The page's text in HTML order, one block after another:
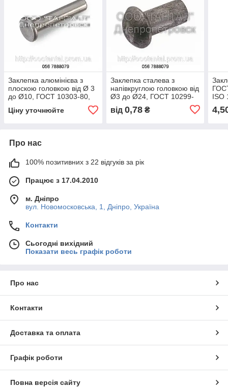
Заклепка алюмінієва з
плоскою головкою від Ø 3
до Ø10, ГОСТ 10303-80,
Ціну уточнюйте
Заклепка сталева з
напівкруглою головкою від
Ø3 до Ø24, ГОСТ 10299-
від 0,78₴
ISO
Про нас
100% позитивних з 22 відгуків за рік
Працює з 17.04.2010
м. Дніпро
вул. Новомосковська, 1, Дніпро, Україна
Контакти
Сьогодні вихідний
Показати весь графік роботи
Про нас
Контакти
Доставка та оплата
Графік роботи
Повна версія сайту